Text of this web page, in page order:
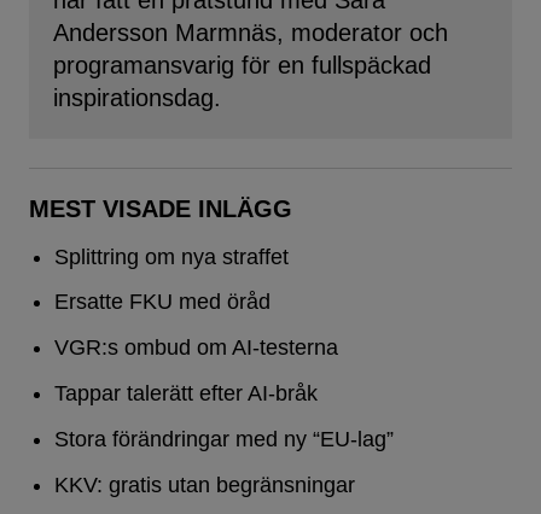
Andersson Marmnäs, moderator och
programansvarig för en fullspäckad
inspirationsdag.
MEST VISADE INLÄGG
Splittring om nya straffet
Ersatte FKU med öråd
VGR:s ombud om AI-testerna
Tappar talerätt efter AI-bråk
Stora förändringar med ny “EU-lag”
KKV: gratis utan begränsningar